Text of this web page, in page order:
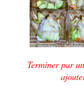
Terminer par